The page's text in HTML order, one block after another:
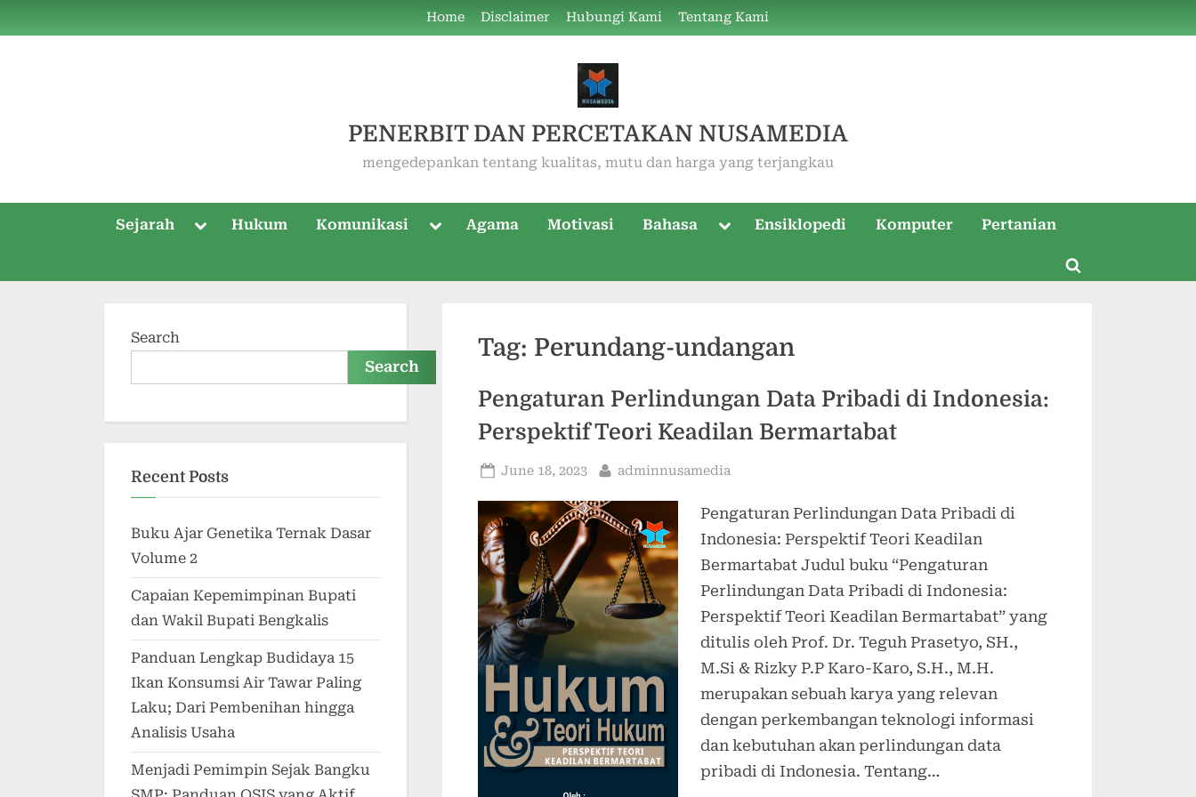
to
Home Disclaimer Hubungi Kami Tentang Kami
PENERBIT DAN PERCETAKAN NUSAMEDIA
mengedepankan tentang kualitas, mutu dan harga yang terjangkau
Sejarah
ToggleHukum Komunikasi
ToggleAgama Motivasi Bahasa
ToggleEnsiklopedi Komputer Pertanian
Toggle
Tag: Perundang-undangan
Pengaturan Perlindungan Data Pribadi di Indonesia:
Perspektif Teori Keadilan Bermartabat
Posted
June 18, 2023 By
adminnusamedia
Pengaturan Perlindungan Data Pribadi di
Indonesia: Perspektif Teori Keadilan
Bermartabat Judul buku “Pengaturan
Perlindungan Data Pribadi di Indonesia:
Perspektif Teori Keadilan Bermartabat” yang
ditulis oleh Prof. Dr. Teguh Prasetyo, SH.,
M.Si & Rizky P.P Karo-Karo, S.H., M.H.
merupakan sebuah karya yang relevan
dengan perkembangan teknologi informasi
dan kebutuhan akan perlindungan data
pribadi di Indonesia. Tentang…
Search
Search
Recent Posts
Buku Ajar Genetika Ternak Dasar
Volume 2
Capaian Kepemimpinan Bupati
dan Wakil Bupati Bengkalis
Panduan Lengkap Budidaya 15
Ikan Konsumsi Air Tawar Paling
Laku; Dari Pembenihan hingga
Analisis Usaha
Menjadi Pemimpin Sejak Bangku